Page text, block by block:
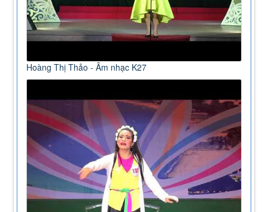
Hoàng Thị Thảo - Âm nhạc K27